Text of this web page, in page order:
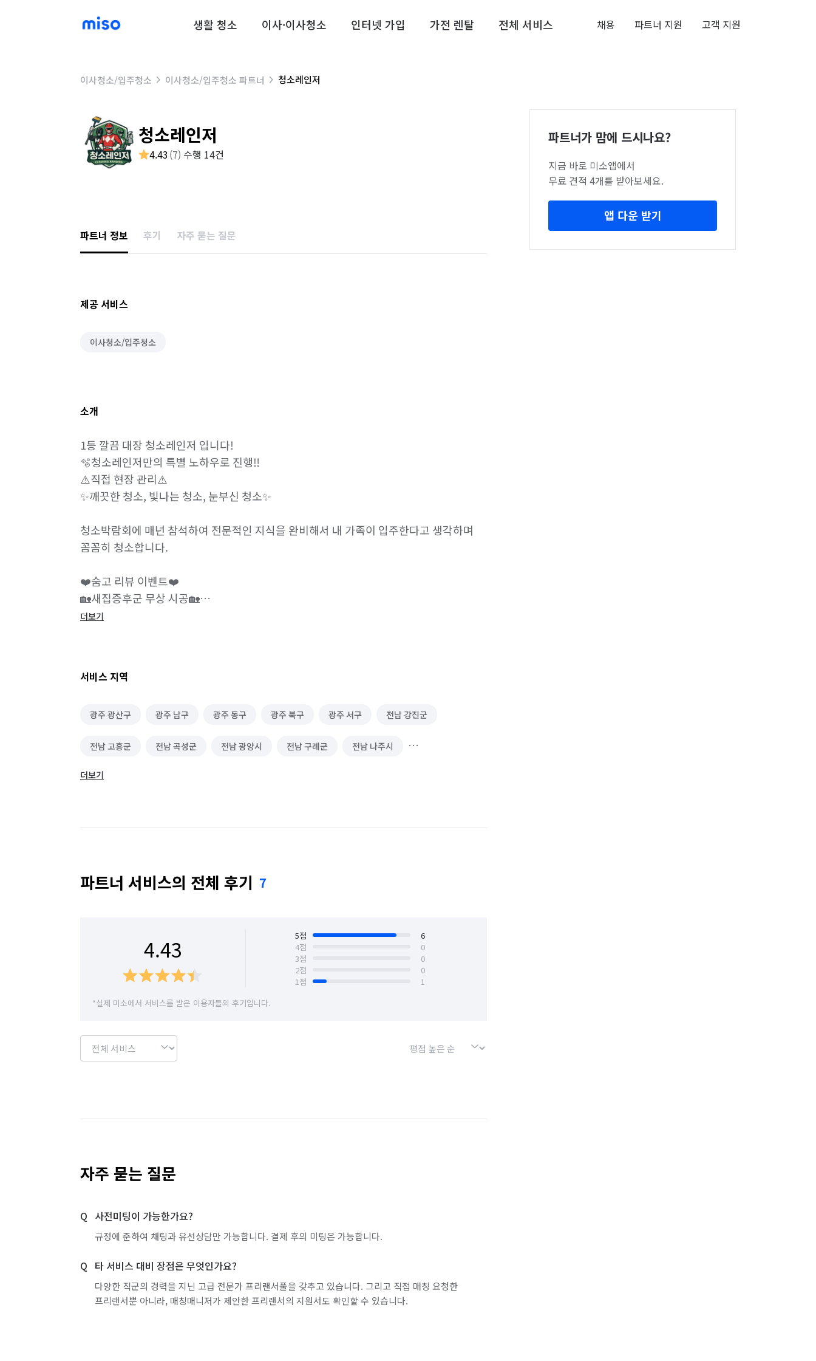
생활 청소 이사·이사청소 인터넷 가입 가전 렌탈 전체 서비스 채용 파트너 지원 고객 지원
이사청소/입주청소 이사청소/입주청소 파트너 청소레인저
청소레인저
4.43(7) 수행 14건
파트너 정보 후기 자주 묻는 질문
제공 서비스
이사청소/입주청소
소개
1등 깔끔 대장 청소레인저 입니다!
🫧청소레인저만의 특별 노하우로 진행‼️
⚠️직접 현장 관리⚠️
✨깨끗한 청소, 빛나는 청소, 눈부신 청소✨
청소박람회에 매년 참석하여 전문적인 지식을 완비해서 내 가족이 입주한다고 생각하며
꼼꼼히 청소합니다.
❤️숨고 리뷰 이벤트❤️
🏡새집증후군 무상 시공🏡
💸평형 상관 없이 할인💸
(페인트, 도색, 탄성코트 제외)
🫧창틀 및 유리창 깔끔 청소
외부창을 제외한 모든 샷시, 문틀 청소
*외부창 청소는 옵션 추가*
배수구, 욕조, 거울, 벽면, 천장, 유리, 변기, 세면대, 환풍구, 수건장.
싱크대 전체, 가스레인지, 렌지 후드(기름때), 수납 상부장, 수납 하부장, 걸레받이
🫧베란다 및 다용도실 깔끔 청소
전등을 탈거하여 먼지와 벌레 사체 등을 제거
(일부 특수전구 등 탈거 불가시 겉면 청소 진행)
😷오염도 : 5만원 ~ 20만원
😷스티커 제거 : 5만원 ~ 10만원
😷비확장 아파트 : 5만원 ~ 7만원
⚠️주의사항⚠️
평수가 상이하거나, 특수 오염 등 기타 특이사항이 있을 경우 현장에서 추가요금이 발생 할
수 있습니다.
더보기
서비스 지역
광주 광산구 광주 남구 광주 동구 광주 북구 광주 서구 전남 강진군
전남 고흥군 전남 곡성군 전남 광양시 전남 구례군 전남 나주시
전남 담양군
전남 화순군
더보기
파트너 서비스의 전체 후기 7
4.43 5점
6
4점
0
3점
0
2점
0
1점
1
*실제 미소에서 서비스를 받은 이용자들의 후기입니다.
자주 묻는 질문
사전미팅이 가능한가요?
규정에 준하여 채팅과 유선상담만 가능합니다. 결제 후의 미팅은 가능합니다.
타 서비스 대비 장점은 무엇인가요?
다양한 직군의 경력을 지닌 고급 전문가 프리랜서풀을 갖추고 있습니다. 그리고 직접 매칭 요청한
프리랜서뿐 아니라, 매칭매니저가 제안한 프리랜서의 지원서도 확인할 수 있습니다.
파트너가 맘에 드시나요?
지금 바로 미소앱에서
무료 견적 4개를 받아보세요.
앱 다운 받기